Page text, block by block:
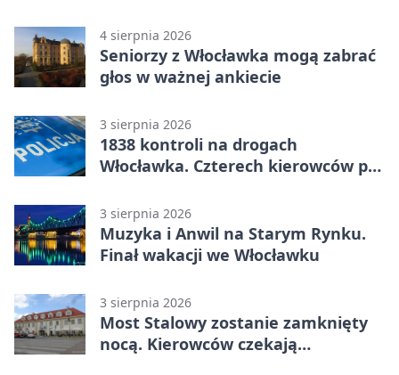
4 sierpnia 2026
Seniorzy z Włocławka mogą zabrać
głos w ważnej ankiecie
3 sierpnia 2026
1838 kontroli na drogach
Włocławka. Czterech kierowców po
3 sierpnia 2026
Muzyka i Anwil na Starym Rynku.
Finał wakacji we Włocławku
3 sierpnia 2026
Most Stalowy zostanie zamknięty
nocą. Kierowców czekają